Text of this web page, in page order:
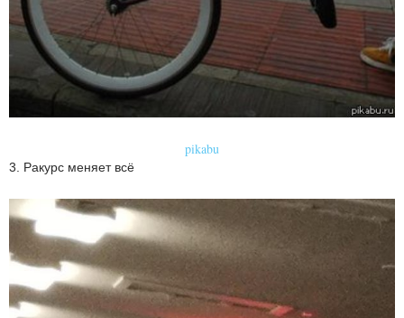
pikabu
3. Ракурс меняет всё